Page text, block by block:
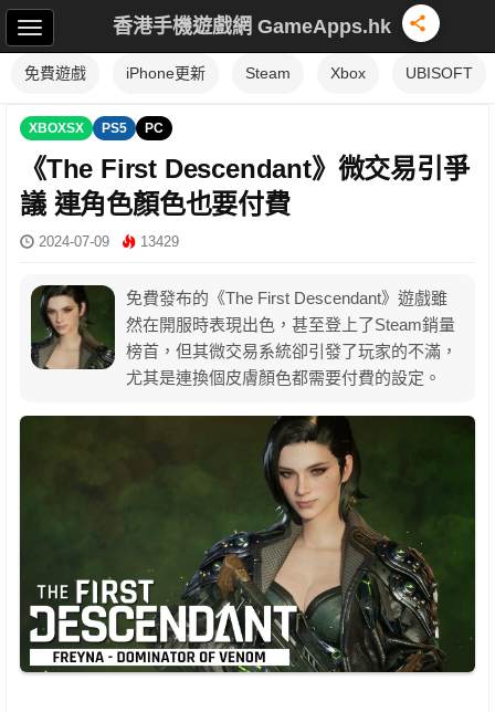
香港手機遊戲網 GameApps.hk
免費遊戲 iPhone更新 Steam Xbox UBISOFT
XBOXSX PS5 PC
《The First Descendant》微交易引爭
議 連角色顏色也要付費
2024-07-09 13429
免費發布的《The First Descendant》遊戲雖
然在開服時表現出色，甚至登上了Steam銷量
榜首，但其微交易系統卻引發了玩家的不滿，
尤其是連換個皮膚顏色都需要付費的設定。